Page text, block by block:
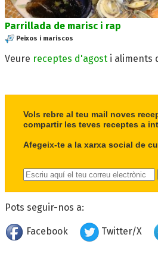
Parrillada de marisc i rap
Peixos i mariscos
Veure receptes d'agost i aliments
Vols rebre al teu mail noves
compartir les teves receptes a
Afegeix-te a la xarxa social de
Pots seguir-nos a:
Facebook Twitter/X